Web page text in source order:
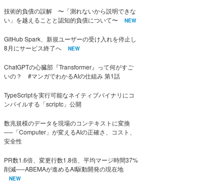
技術的負債の誤解 〜「測れないから説明できな
い」を越えることと認知的負債について〜
NEW
GitHub Spark、新規ユーザーの受け入れを停止し
8月にサービス終了へ
NEW
ChatGPTの心臓部『Transformer』って何がすご
いの？ #マンガでわかるAIの仕組み 第1話
TypeScriptを実行可能なネイティブバイナリにコ
ンパイルする「scriptc」公開
数兆規模のデータを現場のコンテキストに変換
──「Computer」が変えるAIの正確さ、コスト、
安全性
PR数1.6倍、変更行数1.8倍、平均マージ時間37%
削減──ABEMAが進めるAI駆動開発の現在地
NEW